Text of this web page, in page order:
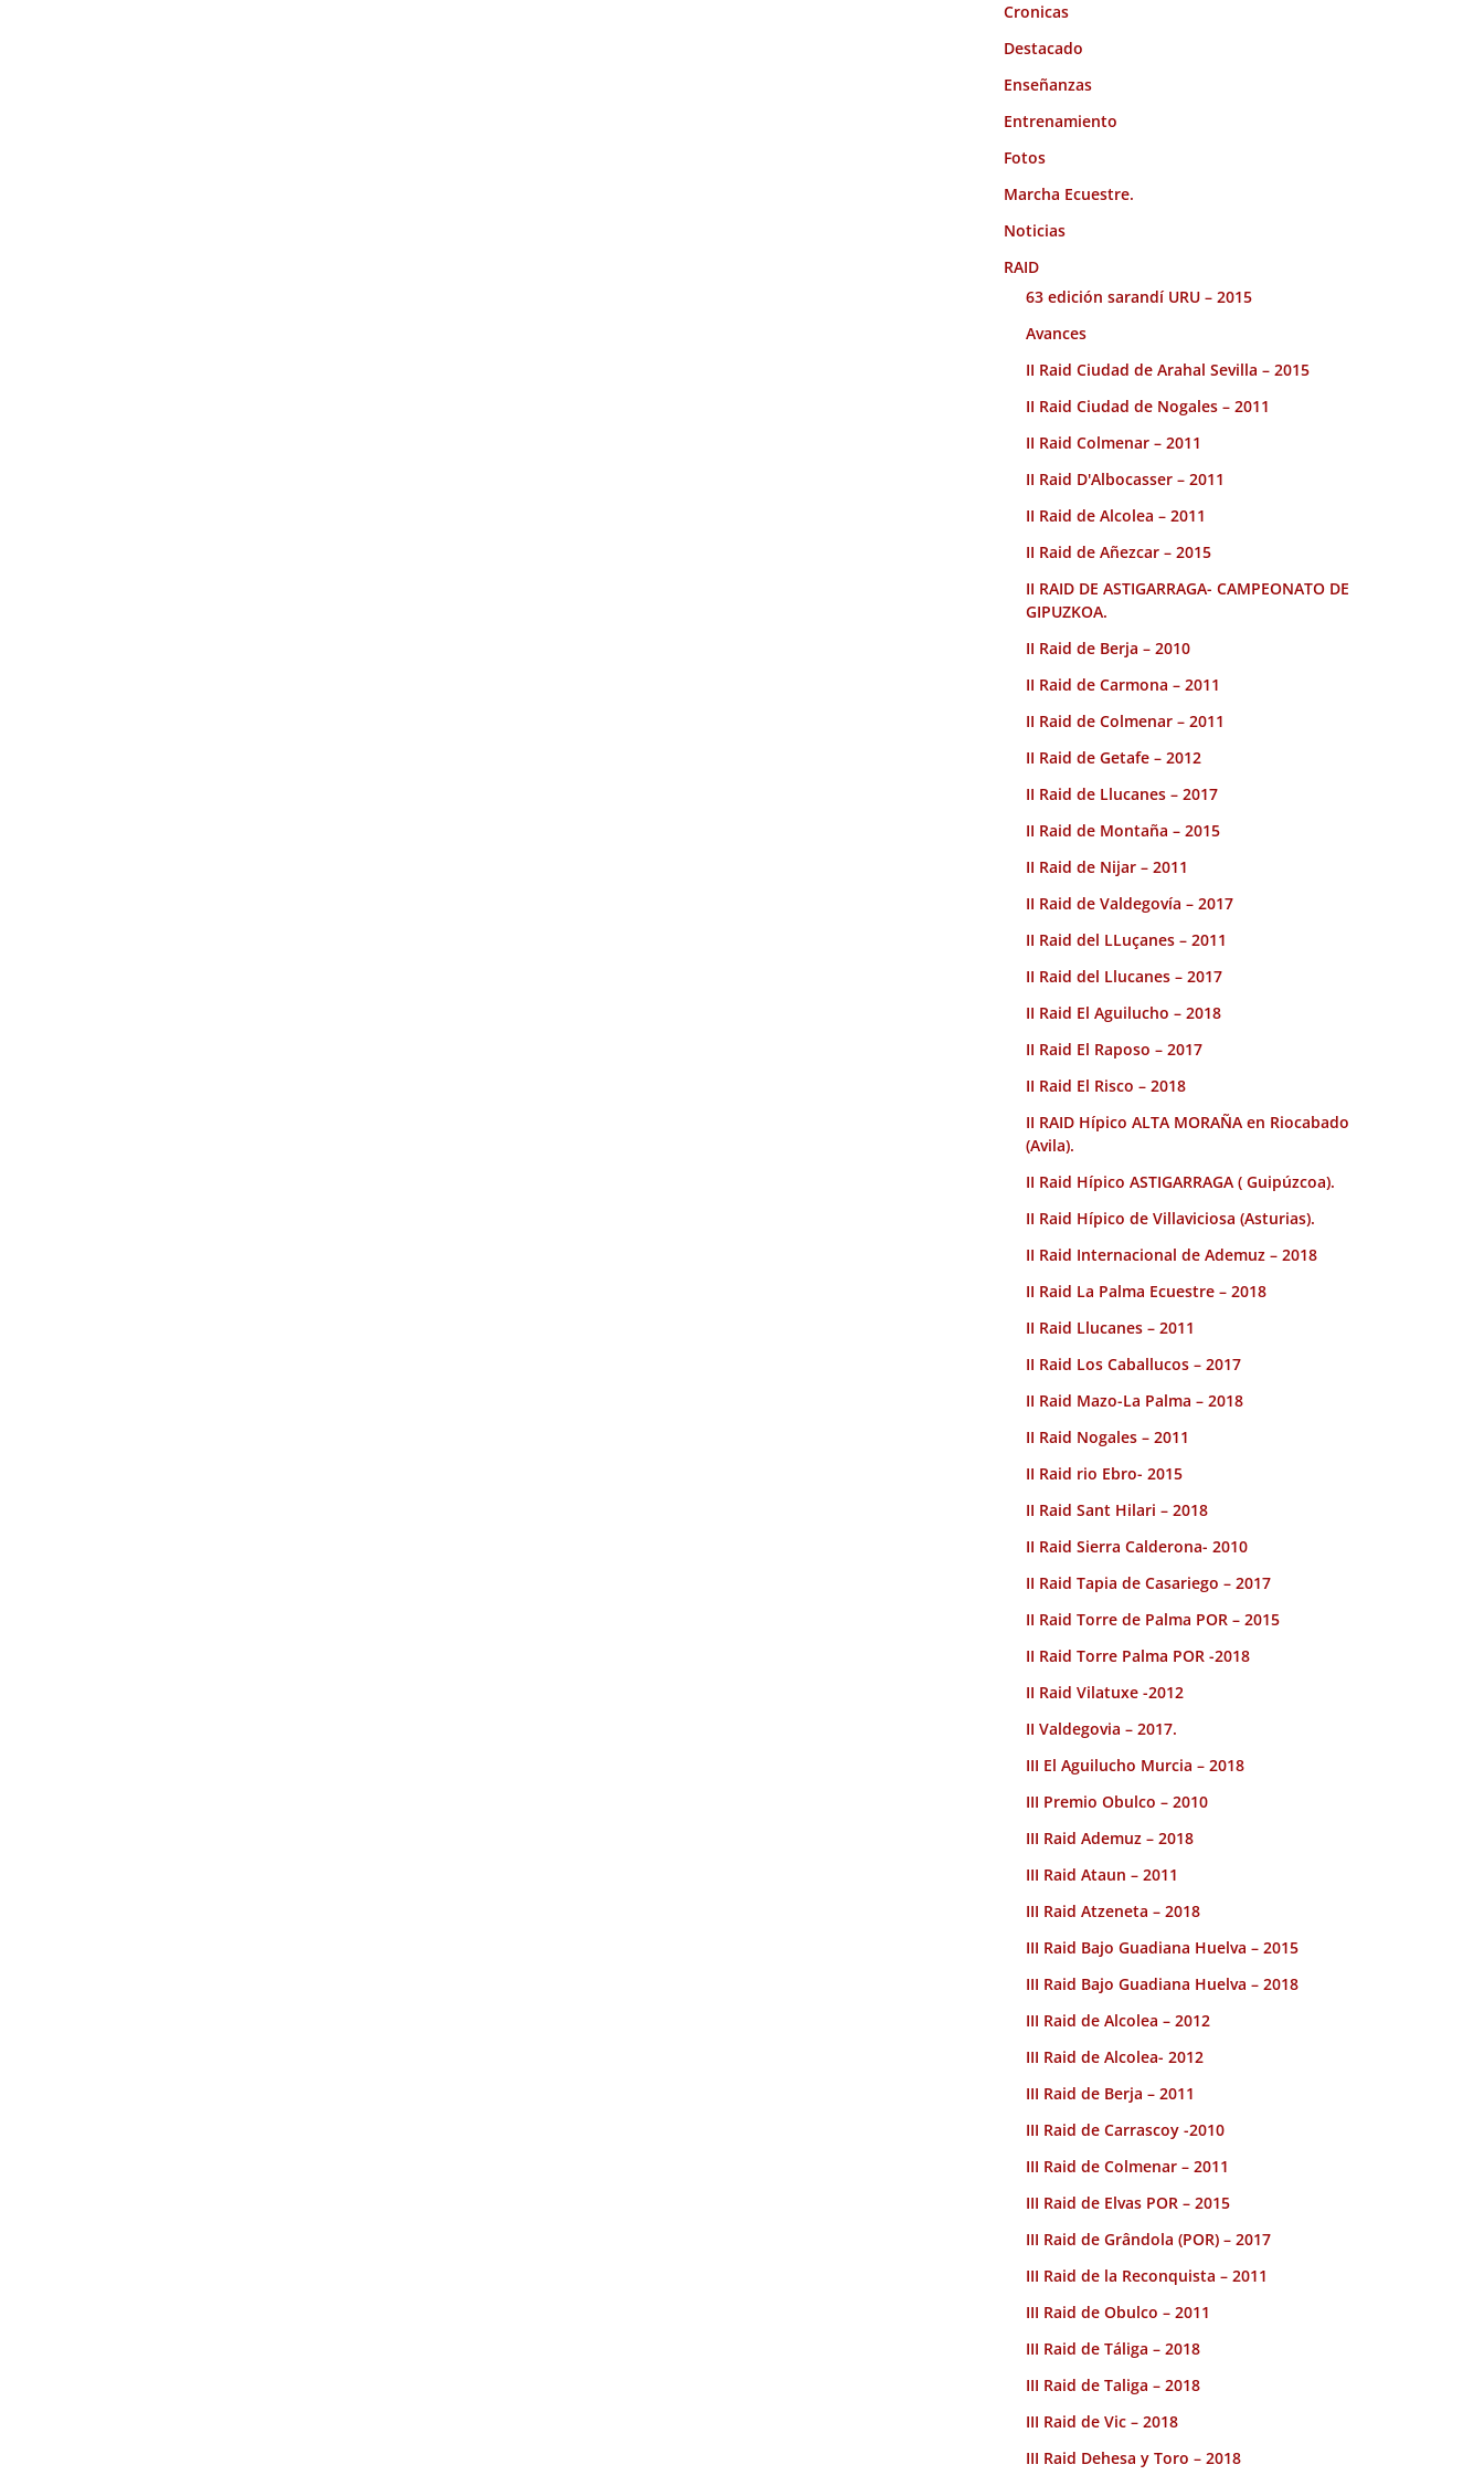
Cronicas
Destacado
Enseñanzas
Entrenamiento
Fotos
Marcha Ecuestre.
Noticias
RAID
63 edición sarandí URU – 2015
Avances
II Raid Ciudad de Arahal Sevilla – 2015
II Raid Ciudad de Nogales – 2011
II Raid Colmenar – 2011
II Raid D'Albocasser – 2011
II Raid de Alcolea – 2011
II Raid de Añezcar – 2015
II RAID DE ASTIGARRAGA- CAMPEONATO DE
GIPUZKOA.
II Raid de Berja – 2010
II Raid de Carmona – 2011
II Raid de Colmenar – 2011
II Raid de Getafe – 2012
II Raid de Llucanes – 2017
II Raid de Montaña – 2015
II Raid de Nijar – 2011
II Raid de Valdegovía – 2017
II Raid del LLuçanes – 2011
II Raid del Llucanes – 2017
II Raid El Aguilucho – 2018
II Raid El Raposo – 2017
II Raid El Risco – 2018
II RAID Hípico ALTA MORAÑA en Riocabado
(Avila).
II Raid Hípico ASTIGARRAGA ( Guipúzcoa).
II Raid Hípico de Villaviciosa (Asturias).
II Raid Internacional de Ademuz – 2018
II Raid La Palma Ecuestre – 2018
II Raid Llucanes – 2011
II Raid Los Caballucos – 2017
II Raid Mazo-La Palma – 2018
II Raid Nogales – 2011
II Raid rio Ebro- 2015
II Raid Sant Hilari – 2018
II Raid Sierra Calderona- 2010
II Raid Tapia de Casariego – 2017
II Raid Torre de Palma POR – 2015
II Raid Torre Palma POR -2018
II Raid Vilatuxe -2012
II Valdegovia – 2017.
III El Aguilucho Murcia – 2018
III Premio Obulco – 2010
III Raid Ademuz – 2018
III Raid Ataun – 2011
III Raid Atzeneta – 2018
III Raid Bajo Guadiana Huelva – 2015
III Raid Bajo Guadiana Huelva – 2018
III Raid de Alcolea – 2012
III Raid de Alcolea- 2012
III Raid de Berja – 2011
III Raid de Carrascoy -2010
III Raid de Colmenar – 2011
III Raid de Elvas POR – 2015
III Raid de Grândola (POR) – 2017
III Raid de la Reconquista – 2011
III Raid de Obulco – 2011
III Raid de Táliga – 2018
III Raid de Taliga – 2018
III Raid de Vic – 2018
III Raid Dehesa y Toro – 2018